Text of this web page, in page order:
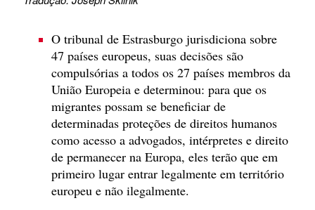
O tribunal de Estrasburgo jurisdiciona sobre
47 países europeus, suas decisões são
compulsórias a todos os 27 países membros da
União Europeia e determinou: para que os
migrantes possam se beneficiar de
determinadas proteções de direitos humanos
como acesso a advogados, intérpretes e direito
de permanecer na Europa, eles terão que em
primeiro lugar entrar legalmente em território
europeu e não ilegalmente.